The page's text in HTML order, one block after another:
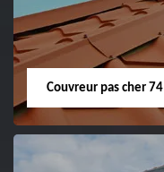
Couvreur pas cher 74